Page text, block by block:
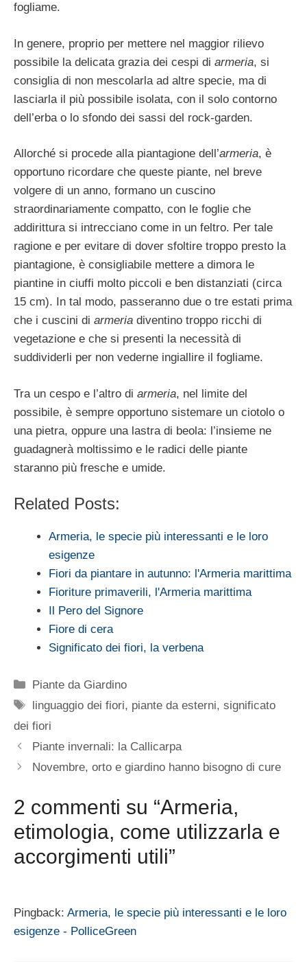
fogliame.
In genere, proprio per mettere nel maggior rilievo
possibile la delicata grazia dei cespi di armeria, si
consiglia di non mescolarla ad altre specie, ma di
lasciarla il più possibile isolata, con il solo contorno
dell’erba o lo sfondo dei sassi del rock-garden.
Allorché si procede alla piantagione dell’ar­meria, è
opportuno ricordare che queste piante, nel breve
volgere di un anno, for­mano un cuscino
straordinariamente com­patto, con le foglie che
addirittura si intrec­ciano come in un feltro. Per tale
ragione e per evitare di dover sfoltire troppo presto la
piantagione, è consigliabile mettere a dimo­ra le
piantine in ciuffi molto piccoli e ben distanziati (circa
15 cm). In tal modo, pas­seranno due o tre estati prima
che i cuscini di armeria diventino troppo ricchi di
vege­tazione e che si presenti la necessità di
suddividerli per non vederne ingiallire il fo­gliame.
Tra un cespo e l’altro di armeria, nel limite del
possibile, è sempre opportuno sistema­re un ciotolo o
una pietra, oppure una la­stra di beola: l’insieme ne
guadagnerà moltissimo e le radici delle piante
staranno più fresche e umide.
Related Posts:
Armeria, le specie più interessanti e le loro
esigenze
Fiori da piantare in autunno: l'Armeria marittima
Fioriture primaverili, l'Armeria marittima
Il Pero del Signore
Fiore di cera
Significato dei fiori, la verbena
Categorie
Piante da Giardino
Tag
linguaggio dei fiori, piante da esterni,significato
dei fiori
Piante invernali: la Callicarpa
Novembre, orto e giardino hanno bisogno di cure
2 commenti su “Armeria,
etimologia, come utilizzarla e
accorgimenti utili”
Pingback: Armeria, le specie più interessanti e le loro
esigenze - PolliceGreen